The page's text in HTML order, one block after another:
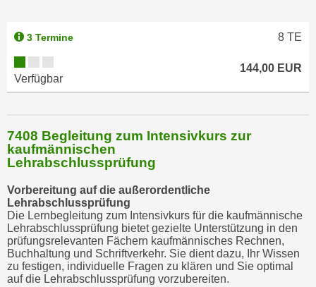
3 Termine 8 TE
Verfügbar
144,00 EUR
7408 Begleitung zum Intensivkurs zur
kaufmännischen
Lehrabschlussprüfung
Vorbereitung auf die außerordentliche
Lehrabschlussprüfung
Die Lernbegleitung zum Intensivkurs für die kaufmännische
Lehrabschlussprüfung bietet gezielte Unterstützung in den
prüfungsrelevanten Fächern kaufmännisches Rechnen,
Buchhaltung und Schriftverkehr. Sie dient dazu, Ihr Wissen
zu festigen, individuelle Fragen zu klären und Sie optimal
auf die Lehrabschlussprüfung vorzubereiten.